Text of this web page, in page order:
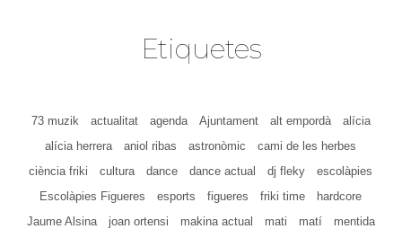
Etiquetes
73 muzik actualitat agenda Ajuntament alt empordà
alícia
alícia herrera
aniol ribas astronòmic
cami de les herbes
ciència friki
cultura dance dance actual dj fleky
escolàpies
Escolàpies Figueres
esports figueres friki time
hardcore
Jaume Alsina
joan ortensi makina actual mati matí
mentida